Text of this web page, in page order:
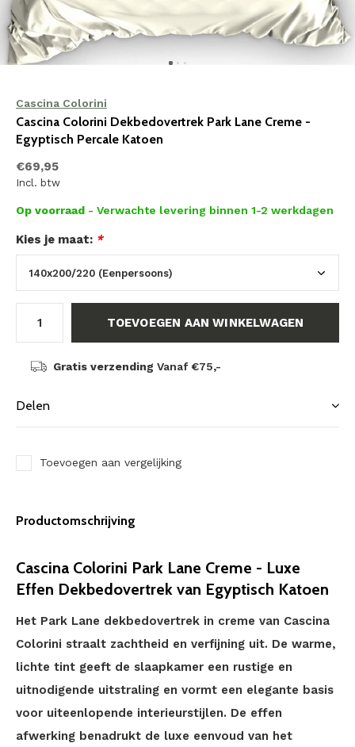
Cascina Colorini
Cascina Colorini Dekbedovertrek Park Lane Creme -
Egyptisch Percale Katoen
€69,95
Incl. btw
Op voorraad - Verwachte levering binnen 1-2 werkdagen
Kies je maat: *
TOEVOEGEN AAN WINKELWAGEN
Gratis verzending Vanaf €75,-
Delen
Toevoegen aan vergelijking
Productomschrijving
Cascina Colorini Park Lane Creme - Luxe
Effen Dekbedovertrek van Egyptisch Katoen
Het Park Lane dekbedovertrek in creme van Cascina
Colorini straalt zachtheid en verfijning uit. De warme,
lichte tint geeft de slaapkamer een rustige en
uitnodigende uitstraling en vormt een elegante basis
voor uiteenlopende interieurstijlen. De effen
afwerking benadrukt de luxe eenvoud van het